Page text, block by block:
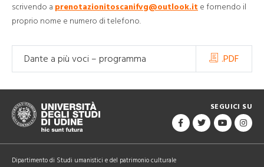
scrivendo a prenotazionitoscanifvg@outlook.it e fornendo il
proprio nome e numero di telefono.
Dante a più voci – programma .PDF
SEGUICI SU
Dipartimento di Studi umanistici e del patrimonio culturale